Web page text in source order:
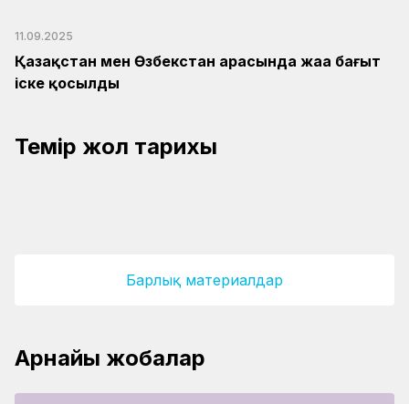
11.09.2025
Қазақстан мен Өзбекстан арасында жаңа бағыт
іске қосылды
Темір жол тарихы
Теміржолдың жырын жырлап, мұңын мұңдаған
қаламгер
Майталман теміржолшы Әнуарбек
Барлық материалдар
Арнайы жобалар